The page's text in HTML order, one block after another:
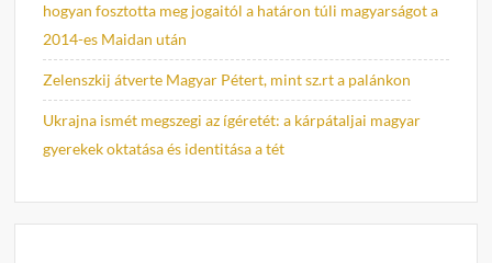
hogyan fosztotta meg jogaitól a határon túli magyarságot a
2014-es Maidan után
Zelenszkij átverte Magyar Pétert, mint sz.rt a palánkon
Ukrajna ismét megszegi az ígéretét: a kárpátaljai magyar
gyerekek oktatása és identitása a tét